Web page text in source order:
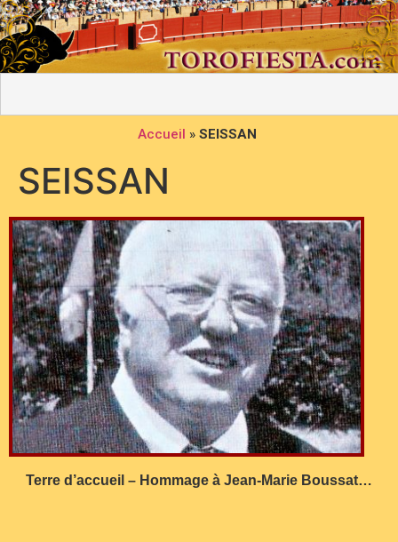
Accueil » SEISSAN
SEISSAN
Terre d’accueil – Hommage à Jean-Marie Boussat…